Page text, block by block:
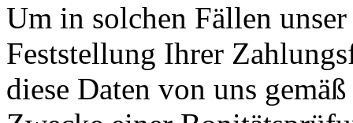
Um in solchen Fällen
Feststellung Ihrer
diese Daten von uns